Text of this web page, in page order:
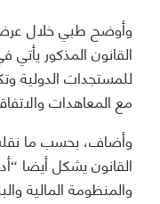
وأوضح طبي خلال
القانون المذكور
للمستجدات الدولية
مع المعاهدات
وأضاف، بحسب ما نقلت
القانون يشكل أيضا
والمنظومة المالية